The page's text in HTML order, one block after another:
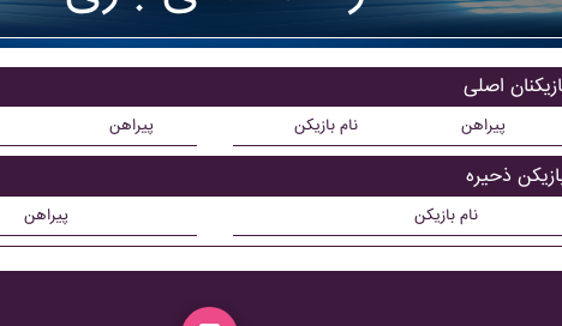
پیراهن
پیراهن
نام بازیکن پیراهن
نام بازیکن